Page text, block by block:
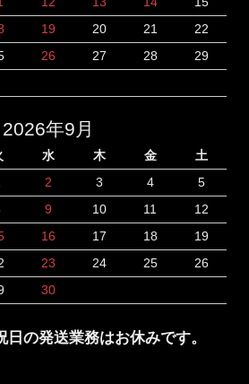
19 20 21
22
26 27 28
29
2026年9月
水 木 金
土
2 3 4
5
9 10 11
12
16 17 18
19
23 24 25
26
30
の発送業務はお休みです。